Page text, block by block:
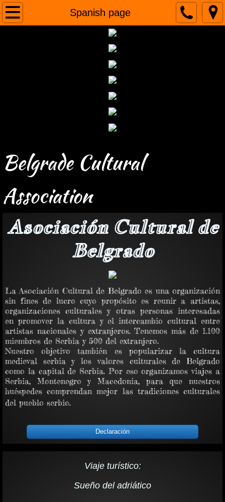
Spanish page
Home
Humanitarian projects
Belgrade Cultural
Association
Asociación Cultural de
Belgrado
La Asociación Cultural de Belgrado es una organización
sin fines de lucro cuyo propósito es reunir a artistas,
organizaciones culturales y otras personas interesadas
en promover la cultura y el intercambio cultural entre
artistas nacionales y extranjeros. Tenemos más de 1.100
miembros de Serbia y 500 del extranjero.
Nuestro objetivo también es popularizar la cultura
medieval serbia y los valores culturales de Belgrado
como la capital de Serbia. Por eso organizamos viajes a
Serbia, Montenegro y Macedonia, para que nuestros
huéspedes comprendan mejor las tradiciones culturales
del pueblo serbio.
Declaración
Viaje turístico:
Sueño del adriático